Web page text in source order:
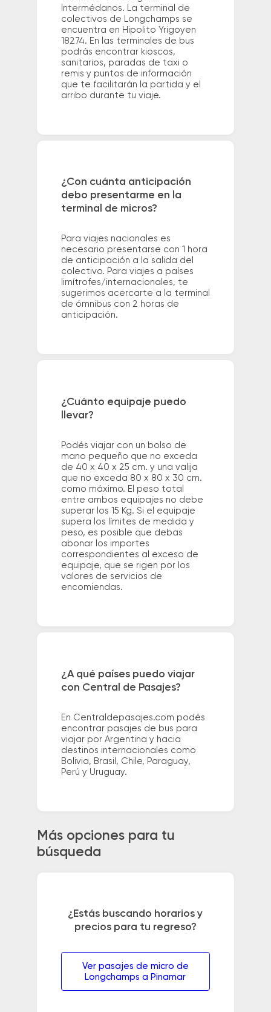
Intermédanos. La terminal de
colectivos de Longchamps se
encuentra en Hipolito Yrigoyen
18274. En las terminales de bus
podrás encontrar kioscos,
sanitarios, paradas de taxi o
remis y puntos de información
que te facilitarán la partida y el
arribo durante tu viaje.
¿Con cuánta anticipación
debo presentarme en la
terminal de micros?
Para viajes nacionales es
necesario presentarse con 1 hora
de anticipación a la salida del
colectivo. Para viajes a países
limítrofes/internacionales, te
sugerimos acercarte a la terminal
de ómnibus con 2 horas de
anticipación.
¿Cuánto equipaje puedo
llevar?
Podés viajar con un bolso de
mano pequeño que no exceda
de 40 x 40 x 25 cm. y una valija
que no exceda 80 x 80 x 30 cm.
como máximo. El peso total
entre ambos equipajes no debe
superar los 15 Kg. Si el equipaje
supera los límites de medida y
peso, es posible que debas
abonar los importes
correspondientes al exceso de
equipaje, que se rigen por los
valores de servicios de
encomiendas.
¿A qué países puedo viajar
con Central de Pasajes?
En Centraldepasajes.com podés
encontrar pasajes de bus para
viajar por Argentina y hacia
destinos internacionales como
Bolivia, Brasil, Chile, Paraguay,
Perú y Uruguay.
Más opciones para tu
búsqueda
¿Estás buscando horarios y
precios para tu regreso?
Ver pasajes de micro de
Longchamps a Pinamar